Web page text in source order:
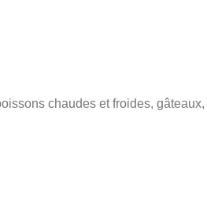
chaudes et froides,